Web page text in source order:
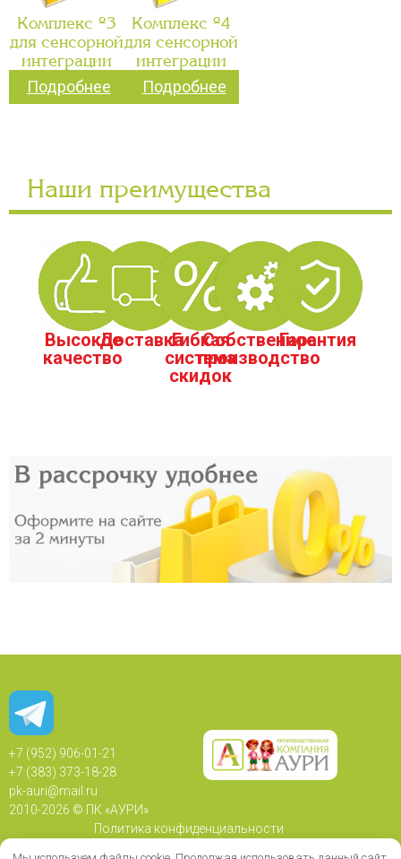
Комплекс №3
для сенсорной
интеграции
Подробнее
Комплекс №4
для сенсорной
интеграции
Подробнее
Наши преимущества
Высокое
качество
ДоставкаГибкая
система
скидок
Собственное
производство
Гарантия
+7 (952) 906-01-21
+7 (383) 373-18-28
pk-auri@mail.ru
2010-2026 © ПК «АУРИ»
Политика конфиденциальности